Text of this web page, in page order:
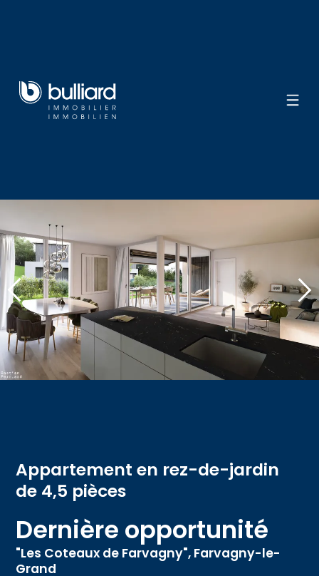
Appartement en rez-de-jardin
de 4,5 pièces
Dernière opportunité
"Les Coteaux de Farvagny", Farvagny-le-
Grand